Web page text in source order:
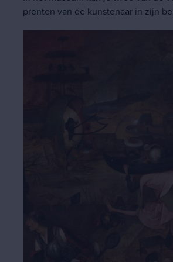
prenten van de kunstenaar in zijn